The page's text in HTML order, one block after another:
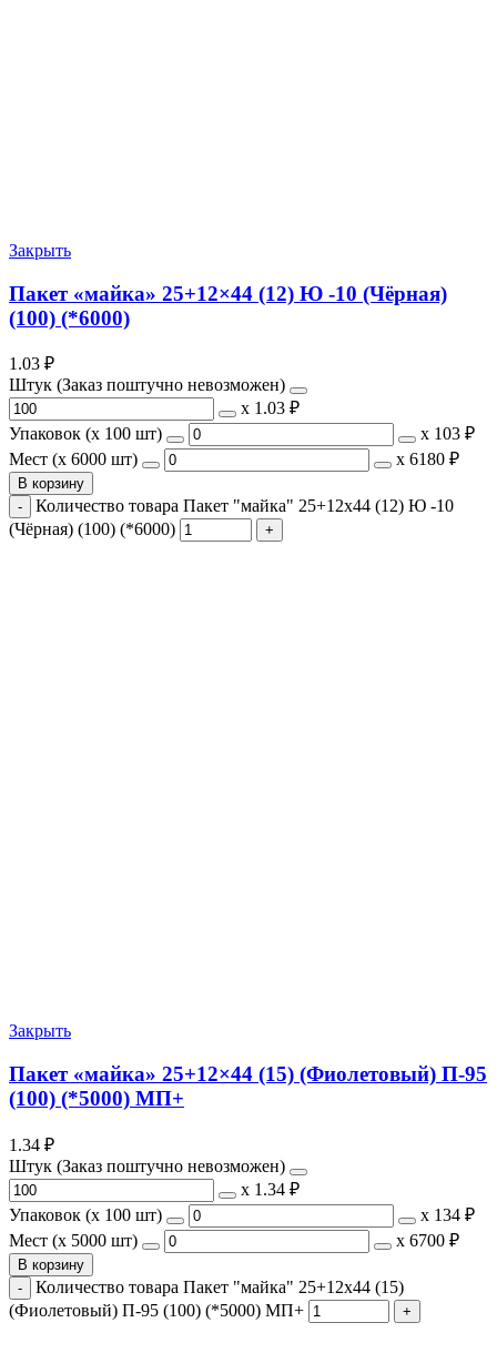
Закрыть
Пакет «майка» 25+12×44 (12) Ю -10 (Чёрная)
(100) (*6000)
1.03 ₽
Штук (Заказ поштучно невозможен)
х 1.03 ₽
Упаковок (x 100 шт)
х 103 ₽
Мест (x 6000 шт)
х 6180 ₽
В корзину
Количество товара Пакет "майка" 25+12x44 (12) Ю -10
(Чёрная) (100) (*6000)
Закрыть
Пакет «майка» 25+12×44 (15) (Фиолетовый) П-95
(100) (*5000) МП+
1.34 ₽
Штук (Заказ поштучно невозможен)
х 1.34 ₽
Упаковок (x 100 шт)
х 134 ₽
Мест (x 5000 шт)
х 6700 ₽
В корзину
Количество товара Пакет "майка" 25+12x44 (15)
(Фиолетовый) П-95 (100) (*5000) МП+